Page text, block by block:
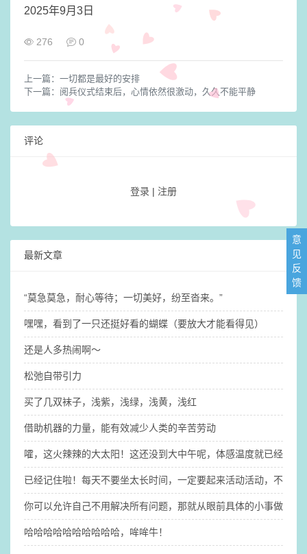
2025年9月3日
276 0
上一篇： 一切都是最好的安排
下一篇： 阅兵仪式结束后，心情依然很激动，久久不能平静
评论
登录 | 注册
最新文章
​“莫急莫急，耐心等待；一切美好，纷至沓来。”
嘿嘿，看到了一只还挺好看的蝴蝶（要放大才能看得见）
还是人多热闹啊～
松弛自带引力
买了几双袜子，浅紫，浅绿，浅黄，浅红
借助机器的力量，能有效减少人类的辛苦劳动
嚯，这火辣辣的大太阳！这还没到大中午呢，体感温度就已经31°
已经记住啦！每天不要坐太长时间，一定要起来活动活动，不然大
你可以允许自己不用解决所有问题，那就​从眼前具体的小事做起吧
哈哈哈哈哈哈哈哈哈哈，哞哞牛！
意
见
反
馈